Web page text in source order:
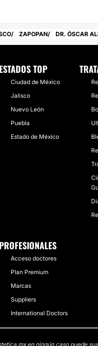
ZAPOPAN DR. ÓSCAR
ESTADOS TOP
Ciudad de México
Jalisco
Nuevo León
Puebla
Estado de México
PROFESIONALES
Acceso doctores
Plan Premium
Marcas
Suppliers
International Doctors
en ningún caso puede